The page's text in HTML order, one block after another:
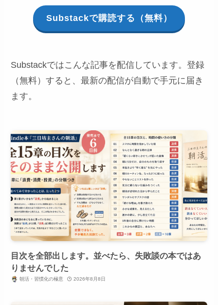
Substackで購読する（無料）
Substackではこんな記事を配信しています。登録
（無料）すると、最新の配信が自動で手元に届き
ます。
目次を全部出します。並べたら、失敗談の本ではあ
りませんでした
朝活・習慣化の極意 2026年8月8日